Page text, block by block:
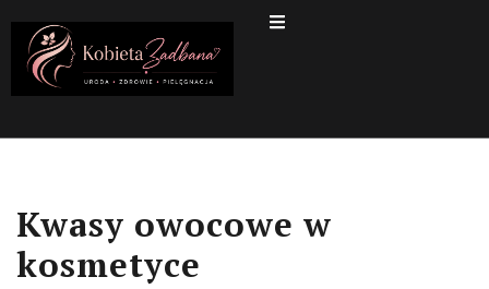
Kwasy owocowe w
kosmetyce